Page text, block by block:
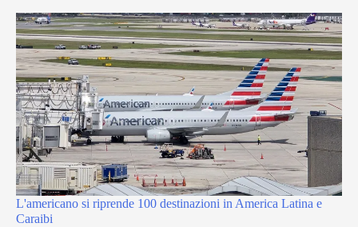
L'americano si riprende 100 destinazioni in America Latina e
Caraibi